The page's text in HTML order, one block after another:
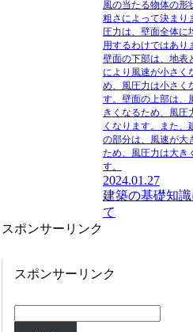
風の当たる物体の形
粗さによって決まり
圧力は、壁面全体に
用するわけではあり
壁面の下部は、地表
により風速が小さく
め、風圧力は小さく
す。壁面の上部は、
きくなるため、風圧
くなります。また、
の部分は、風速が大
ため、風圧力は大き
す。
2024.01.27
建築の基礎知
て
スポンサーリンク
スポンサーリンク